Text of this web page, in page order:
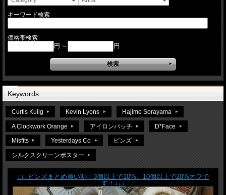
キーワード検索
価格帯検索
円 ～
円
Keywords
Curtis Kulig Kevin Lyons Hajime Sorayama
A Clockwork Orange アイロンパッチ D*Face
Misfits Yesterdays Co ピンズ
シルクスクリーンポスター
↓↓↓ピンズまとめ買い割！3個以上で10%、10個以上で20%オフで
す！↓↓↓